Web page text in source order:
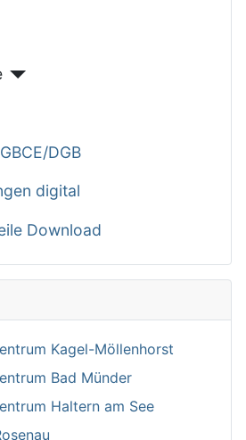
DGB
digital
Download
Kagel-Möllenhorst
Bad Münder
Haltern am See